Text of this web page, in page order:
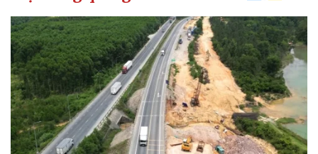
Thể thao
Ô tô - Xe máy